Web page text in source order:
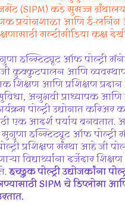
(SIPM) कडे सुसज्ज
प्रयोगशाळा आणि ई-
मल्टीमीडिया कक्ष
इन्स्टिट्यूट ऑफ पोल्ट्री
कुक्कुटपालन आणि
शिक्षण आणि प्रशिक्षण प्रदान
अनुभवी प्राध्यापक आणि
पोल्ट्री उद्योगात करिअर
एक आदर्श पर्याय
इन्स्टिट्यूट ऑफ
प्रशिक्षण संस्था आहे जी
विद्यार्थ्यांना दर्जेदार
इच्छुक पोल्ट्री उद्योजकांना
SIPM चे डिप्लोमा